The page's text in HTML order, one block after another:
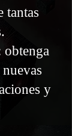
tantas
y